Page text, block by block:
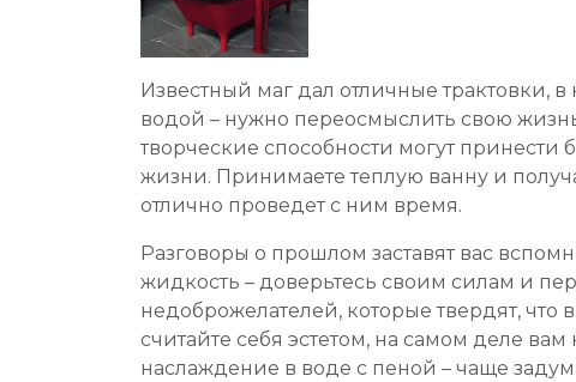
Известный маг дал отличные трактовки,
водой – нужно переосмыслить свою
творческие способности могут
жизни. Принимаете теплую ванну и
отлично проведет с ним время.
Разговоры о прошлом заставят вас
жидкость – доверьтесь своим силам и
недоброжелателей, которые твердят,
считайте себя эстетом, на самом деле
наслаждение в воде с пеной – чаще